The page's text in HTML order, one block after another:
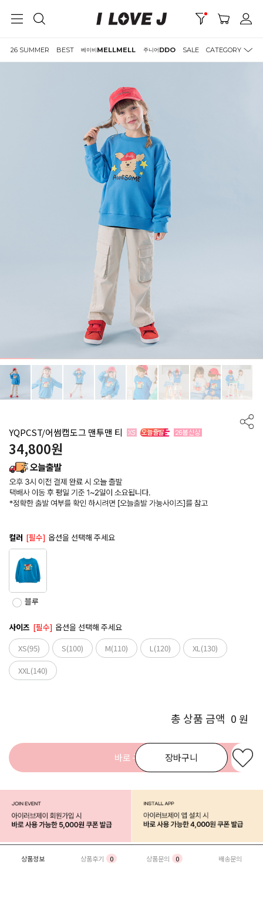
26 SUMMER BEST 베이비MELLMELL 주니어DDO SALE CATEGORY
YQPCST/어썸캡도그 맨투맨 티
34,800원
컬러 [필수] 옵션을 선택해 주세요
블루
사이즈 [필수] 옵션을 선택해 주세요
XS(95)
S(100) M(110) L(120)
XL(130)
XXL(140)
총 상품 금액 0 원
장바구니
바로 구매
상품정보 상품후기 0 상품문의 0 배송문의